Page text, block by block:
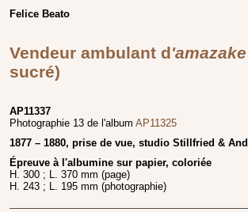
Felice Beato
Vendeur ambulant d'amazake
sucré)
AP11337
Photographie 13 de l'album AP11325
1877 – 1880, prise de vue, studio Stillfried &
Épreuve à l'albumine sur papier, coloriée
H. 300 ; L. 370 mm (page)
H. 243 ; L. 195 mm (photographie)